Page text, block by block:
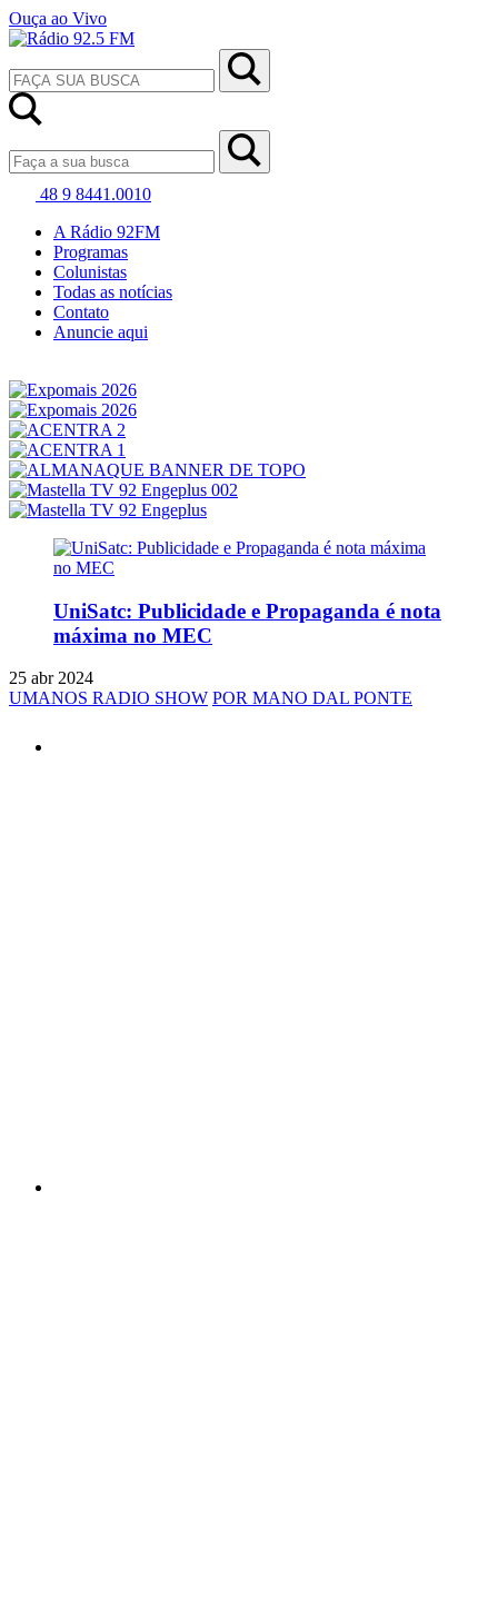
Ouça ao Vivo
48 9 8441.0010
A Rádio 92FM
Programas
Colunistas
Todas as notícias
Contato
Anuncie aqui
UniSatc: Publicidade e Propaganda é nota
máxima no MEC
25 abr 2024
UMANOS RADIO SHOW POR MANO DAL PONTE